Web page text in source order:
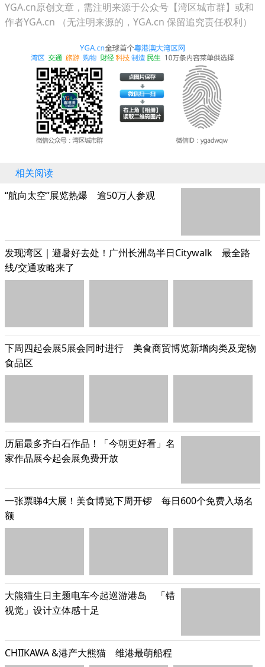
YGA.cn原创文章，需注明来源于公众号【湾区城市群】或和
作者YGA.cn （无注明来源的，YGA.cn 保留追究责任权利）
相关阅读
“航向太空”展览热爆 逾50万人参观
发现湾区｜避暑好去处！广州长洲岛半日Citywalk 最全路
线/交通攻略来了
下周四起会展5展会同时进行 美食商贸博览新增肉类及宠物
食品区
历届最多齐白石作品！「今朝更好看」名
家作品展今起会展免费开放
一张票睇4大展！美食博览下周开锣 每日600个免费入场名
额
大熊猫生日主题电车今起巡游港岛 「错
视觉」设计立体感十足
CHIIKAWA &港产大熊猫 维港最萌船程